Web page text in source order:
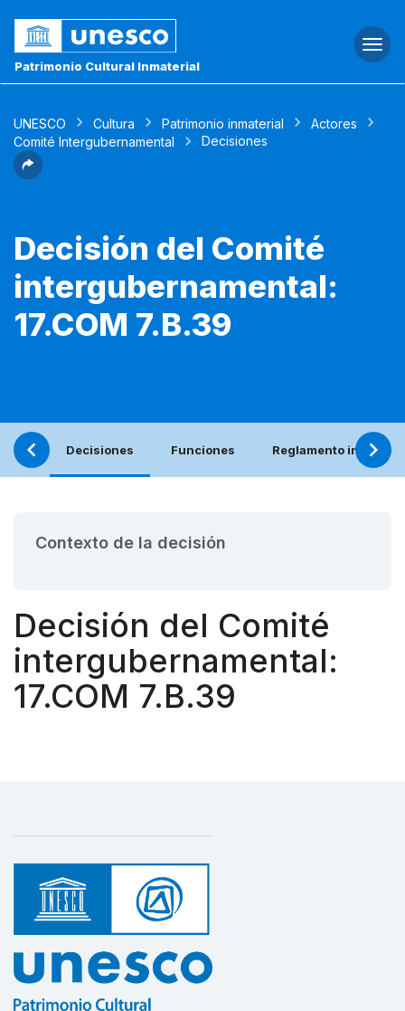
Patrimonio Cultural Inmaterial
UNESCO Cultura Patrimonio inmaterial
Actores
Comité Intergubernamental
Decisiones
Decisión del Comité
intergubernamental:
17.COM 7.B.39
Decisiones Funciones Reglamento interno
Contexto de la decisión
Decisión del Comité
intergubernamental:
17.COM 7.B.39